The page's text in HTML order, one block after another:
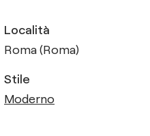
Località
Roma (Roma)
Stile
Moderno